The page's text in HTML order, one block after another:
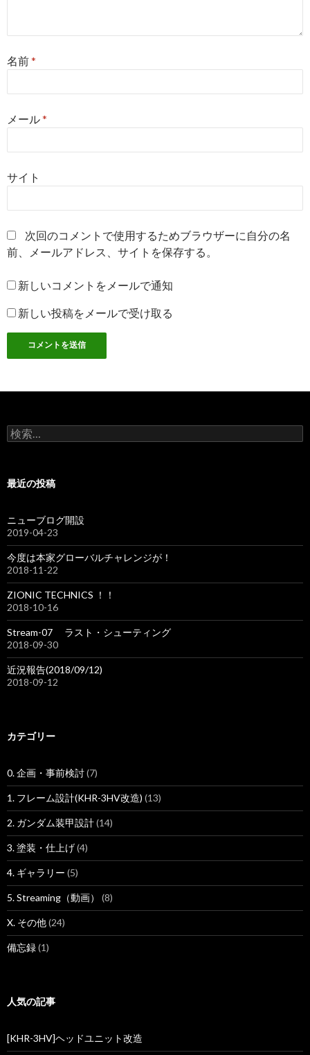
名前*
メール*
サイト
次回のコメントで使用するためブラウザーに自分の名
前、メールアドレス、サイトを保存する。
新しいコメントをメールで通知
新しい投稿をメールで受け取る
検
索:
最近の投稿
ニューブログ開設
2019-04-23
今度は本家グローバルチャレンジが！
2018-11-22
ZIONIC TECHNICS ！！
2018-10-16
Stream-07 ラスト・シューティング
2018-09-30
近況報告(2018/09/12)
2018-09-12
カテゴリー
0. 企画・事前検討(7)
1. フレーム設計(KHR-3HV改造) (13)
2. ガンダム装甲設計(14)
3. 塗装・仕上げ(4)
4. ギャラリー (5)
5. Streaming（動画） (8)
X. その他(24)
備忘録(1)
人気の記事
[KHR-3HV]ヘッドユニット改造